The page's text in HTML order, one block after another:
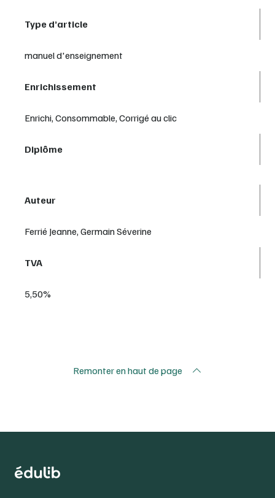
Type d’article
manuel d'enseignement
Enrichissement
Enrichi, Consommable, Corrigé au clic
Diplôme
Auteur
Ferrié Jeanne, Germain Séverine
TVA
5,50%
Remonter en haut de page